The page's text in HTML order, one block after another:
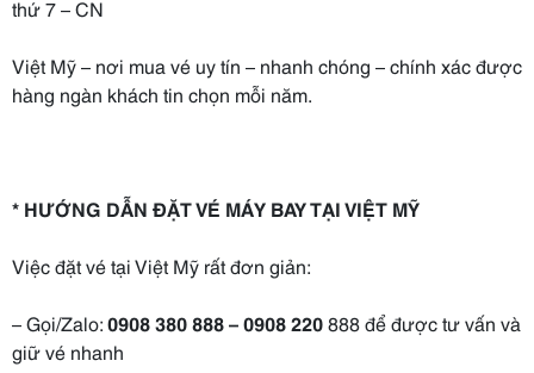
thứ 7 – CN
Việt Mỹ – nơi mua vé uy tín – nhanh chóng – chính xác được
hàng ngàn khách tin chọn mỗi năm.
* HƯỚNG DẪN ĐẶT VÉ MÁY BAY TẠI VIỆT MỸ
Việc đặt vé tại Việt Mỹ rất đơn giản:
– Gọi/Zalo:0908 380 888 – 0908 220888 để được tư vấn và
giữ vé nhanh